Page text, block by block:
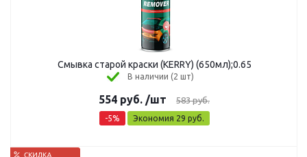
Смывка старой краски (KERRY) (650мл);0.65
В наличии (2 шт)
554 руб. /шт 583руб.
-5% Экономия 29 руб.